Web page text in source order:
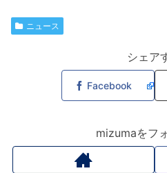
ニュース
シェア
Facebook
mizumaをフ